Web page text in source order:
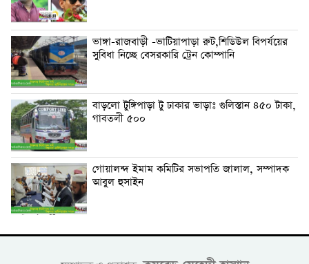
ভাঙ্গা-রাজবাড়ী -ভাটিয়াপাড়া রুট,শিডিউল বিপর্যয়ের
সুবিধা নিচ্ছে বেসরকারি ট্রেন কোম্পানি
বাড়লো টুঙ্গিপাড়া টু ঢাকার ভাড়াঃ গুলিস্তান ৪৫০ টাকা,
গাবতলী ৫০০
গোয়ালন্দ ইমাম কমিটির সভাপতি জালাল, সম্পাদক
আবুল হুসাইন